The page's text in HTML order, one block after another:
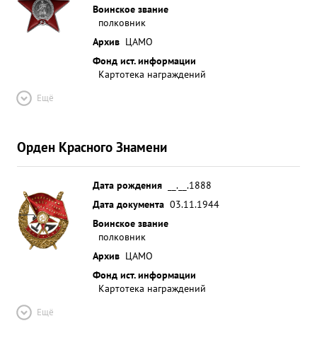
Воинское звание
полковник
Архив ЦАМО
Фонд ист. информации
Картотека награждений
Ещё
Орден Красного Знамени
Дата рождения
__.__.1888
Дата документа 03.11.1944
Воинское звание
полковник
Архив ЦАМО
Фонд ист. информации
Картотека награждений
Ещё